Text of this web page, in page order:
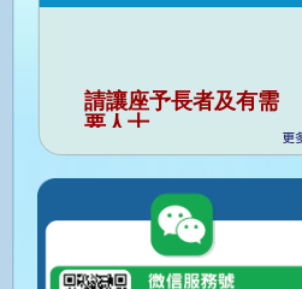
請讓座予長者及有需
要人士。
請勿把個人物品佔用